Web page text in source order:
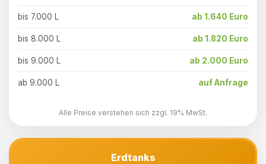
bis 7.000 L ab 1.640 Euro
bis 8.000 L ab 1.820 Euro
bis 9.000 L ab 2.000 Euro
ab 9.000 L auf Anfrage
Alle Preise verstehen sich zzgl. 19% MwSt.
Erdtanks